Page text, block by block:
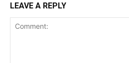
LEAVE A REPLY